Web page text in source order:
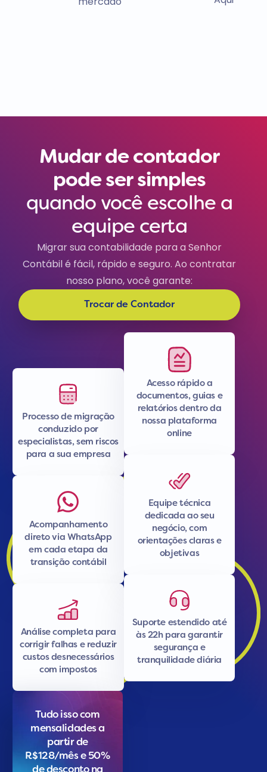
Processo de migração
conduzido por
especialistas, sem riscos
para a sua empresa
Acompanhamento
direto via WhatsApp
em cada etapa da
transição contábil
Análise completa para
corrigir falhas e reduzir
custos desnecessários
com impostos
Tudo isso com
mensalidades a
partir de
R$128/mês e 50%
de desconto na
Acesso rápido a
documentos, guias e
relatórios dentro da
nossa plataforma
online
Equipe técnica
dedicada ao seu
negócio, com
orientações claras e
objetivas
Suporte estendido até
às 22h para garantir
segurança e
tranquilidade diária
Mudar de contador
pode ser simples
quando você escolhe a
equipe certa
Migrar sua contabilidade para a Senhor
Contábil é fácil, rápido e seguro. Ao contratar
nosso plano, você garante:
Trocar de Contador